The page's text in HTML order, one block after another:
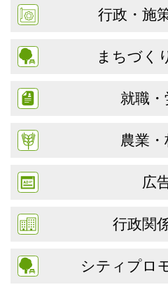
行政・施
まちづく
就職・
農業・
広
行政関
シティプロ